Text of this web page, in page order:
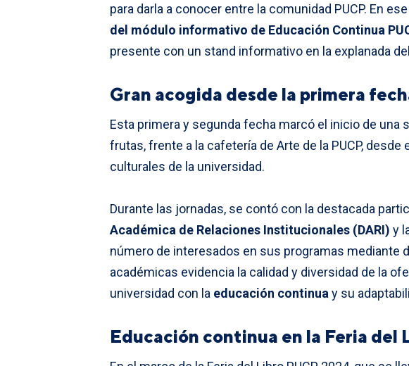
para darla a conocer entre la comunidad PUCP. En
del módulo informativo de Educación Continua
presente con un stand informativo en la explanada
Gran acogida desde la primera
Esta primera y segunda fecha marcó el inicio de
frutas, frente a la cafetería de Arte de la PUCP, desde
culturales de la universidad.
Durante las jornadas, se contó con la destacada
Académica de Relaciones Institucionales (DARI) y
número de interesados en sus programas mediante
académicas evidencia la calidad y diversidad de la
universidad con la educación continua y su
Educación continua en la Feria del